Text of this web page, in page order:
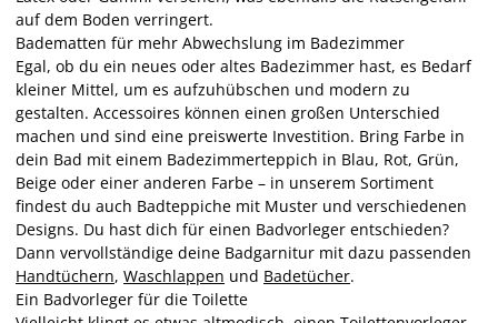
auf dem Boden verringert.
Badematten für mehr Abwechslung im Badezimmer
Egal, ob du ein neues oder altes Badezimmer hast, es Bedarf
kleiner Mittel, um es aufzuhübschen und modern zu
gestalten. Accessoires können einen großen Unterschied
machen und sind eine preiswerte Investition. Bring Farbe in
dein Bad mit einem Badezimmerteppich in Blau, Rot, Grün,
Beige oder einer anderen Farbe – in unserem Sortiment
findest du auch Badteppiche mit Muster und verschiedenen
Designs. Du hast dich für einen Badvorleger entschieden?
Dann vervollständige deine Badgarnitur mit dazu passenden
Handtüchern, Waschlappen und Badetücher.
Ein Badvorleger für die Toilette